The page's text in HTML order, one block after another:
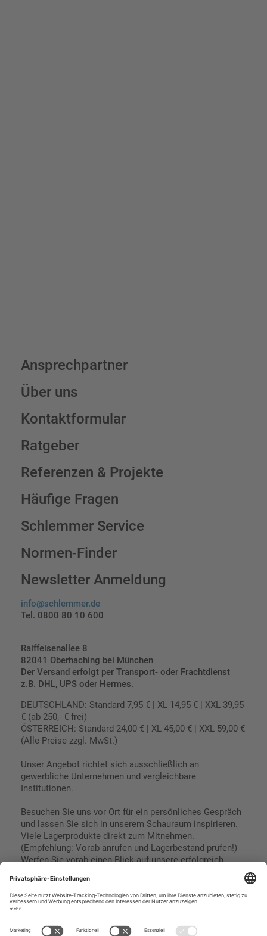
Ansprechpartner
Über uns
Kontaktformular
Ratgeber
Referenzen & Projekte
Häufige Fragen
Schlemmer Service
Normen-Finder
Newsletter Anmeldung
info@schlemmer.de
Tel. 0800 80 10 600
Raiffeisenallee 8
82041 Oberhaching bei München
Der Versand erfolgt per Transport- oder Frachtdienst
z.B. DHL, UPS oder Hermes.
DEUTSCHLAND: Standard 7,95 € | XL 14,95 € | XXL 39,95
€ (ab 250,- € frei)
ÖSTERREICH: Standard 24,00 € | XL 45,00 € | XXL 59,00 €
(Alle Preise zzgl. MwSt.)
Unser Angebot richtet sich ausschließlich an
gewerbliche Unternehmen und vergleichbare
Institutionen.
Besuchen Sie uns vor Ort für ein persönliches Gespräch
und lassen Sie sich in unserem Schauraum inspirieren.
Viele Lagerprodukte direkt zum Mitnehmen.
(Empfehlung: Vorab anrufen und Lagerbestand prüfen!)
Werfen Sie vorab einen Blick auf unsere erfolgreich
Impressum
SEPA Lastschrift